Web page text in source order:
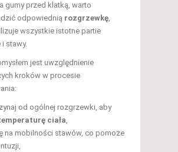
gumy przed klatką, warto
odpowiednią rozgrzewkę,
wszystkie istotne partie
stawy.
jest uwzględnienie
kroków w procesie
od ogólnej rozgrzewki, aby
ciała,
na mobilności stawów, co pomoże